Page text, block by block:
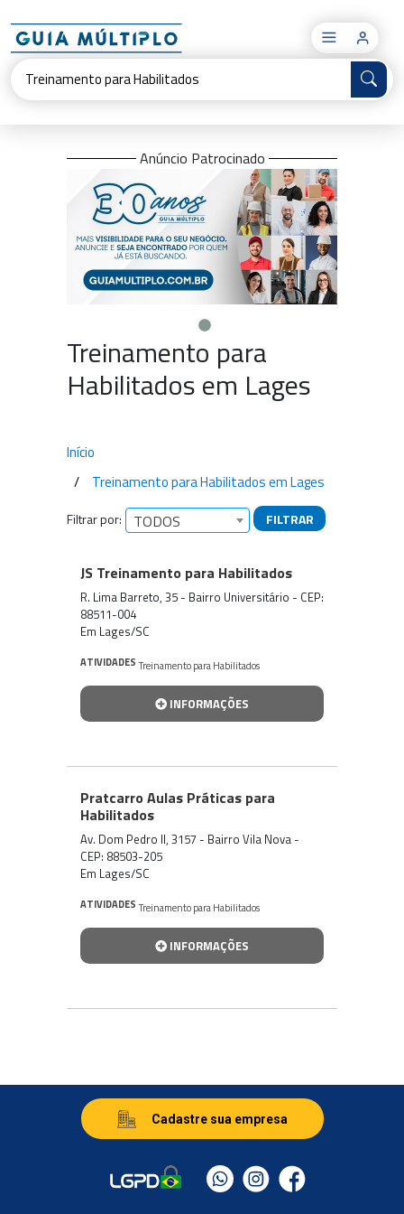
×
Anúncio Patrocinado
Treinamento para
Habilitados em Lages
Início
Treinamento para Habilitados em Lages
Filtrar por: TODOS FILTRAR
Empresas encontradas
JS Treinamento para Habilitados
R. Lima Barreto, 35 - Bairro Universitário - CEP:
88511-004
Em Lages/SC
ATIVIDADES Treinamento para Habilitados
INFORMAÇÕES
Pratcarro Aulas Práticas para
Habilitados
Av. Dom Pedro II, 3157 - Bairro Vila Nova -
CEP: 88503-205
Em Lages/SC
ATIVIDADES Treinamento para Habilitados
INFORMAÇÕES
Cadastre sua empresa